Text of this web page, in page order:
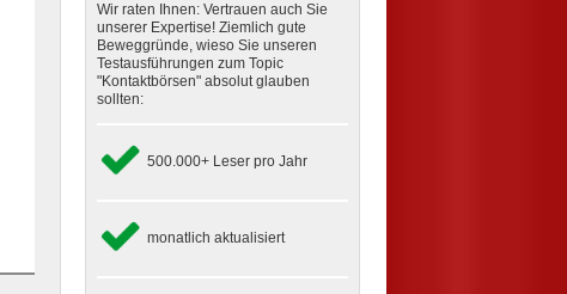
Wir raten Ihnen: Vertrauen auch Sie
unserer Expertise! Ziemlich gute
Beweggründe, wieso Sie unseren
Testausführungen zum Topic
"Kontaktbörsen" absolut glauben
sollten:
500.000+ Leser pro Jahr
monatlich aktualisiert